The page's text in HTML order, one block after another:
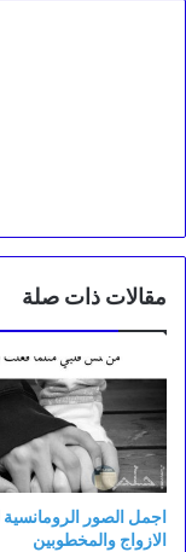
مقالات ذات صلة
اجمل الصور
الازواج والمخطوبين